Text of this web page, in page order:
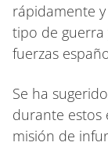
rápidamente
tipo de guerra
fuerzas
Se ha
durante estos
misión de